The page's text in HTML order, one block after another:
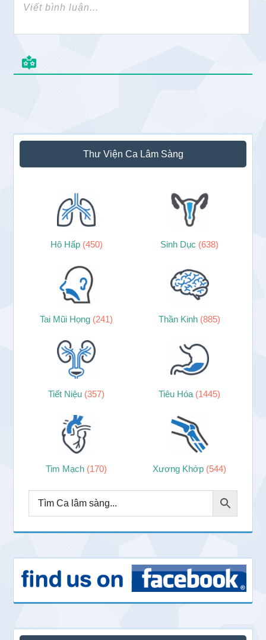
Sidebar
chính
Thư Viện Ca Lâm Sàng
Hô Hấp (450) Sinh Dục (638)
Tai Mũi Họng (241) Thần Kinh (885)
Tiết Niệu (357) Tiêu Hóa (1445)
Tim Mạch (170) Xương Khớp (544)